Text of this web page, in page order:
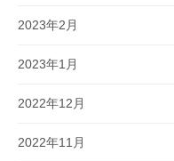
2023年2月
2023年1月
2022年12月
2022年11月